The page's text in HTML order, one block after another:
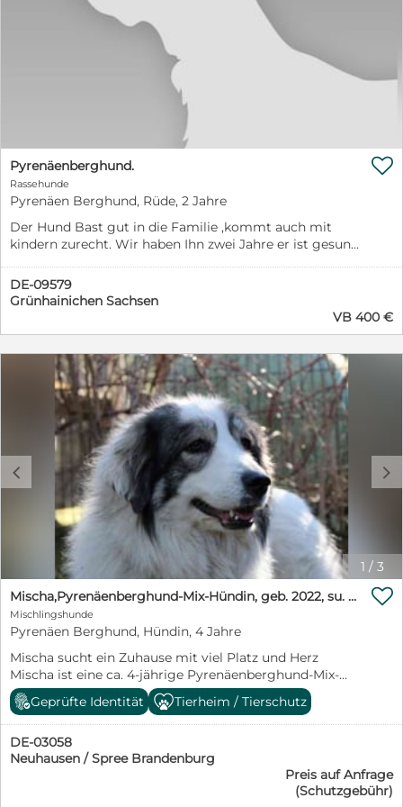
frank@tsv-europa.de Weitere Videos:
https://youtu.be/5FhO3dVXWJ8
https://youtu.be/AXoD5hYDxBQ
https://youtu.be/tT7ukPjqrdQ
Pyrenäenberghund.
Rassehunde
Pyrenäen Berghund, Rüde, 2 Jahre
Der Hund Bast gut in die Familie ,kommt auch mit
kindern zurecht. Wir haben Ihn zwei Jahre er ist gesund
zu nahe am Dorf er passt zu gut darauf auf.

DE-09579
Grünhainichen Sachsen
VB 400 €
1 / 3
c d
Mischa,Pyrenäenberghund-Mix-Hündin, geb. 2022, su. ein Zuhause mit viel Platz und Herz
Mischlingshunde
Pyrenäen Berghund, Hündin, 4 Jahre
Mischa sucht ein Zuhause mit viel Platz und Herz
Mischa ist eine ca. 4-jährige Pyrenäenberghund-Mix-
Hündin und kam gemeinsam mit den Hunden Isa und
Bär über einen anderen Tierschutzverein zu uns ins
Tierheim. Die drei und mehrere weitere Hunde lebten
zuvor bei einer Schafsherde und kennen daher das
klassische Leben als Familienhund im Haus bisher noch
nicht. Im Gegensatz zu Isa und Bär zeigt sich Mischa
uns Menschen gegenüber deutlich offener, neugieriger

Geprüfte Identität Tierheim / Tierschutz
DE-03058
Neuhausen / Spree Brandenburg
Preis auf Anfrage
(Schutzgebühr)